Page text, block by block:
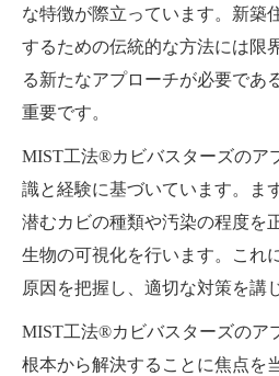
な特徴が際立っています。新築
するための伝統的な方法には限
る新たなアプローチが必要であ
重要です。
MIST工法®カビバスターズのア
識と経験に基づいています。ま
潜むカビの種類や汚染の程度を
生物の可視化を行います。これ
原因を把握し、適切な対策を講
MIST工法®カビバスターズのア
根本から解決することに焦点を